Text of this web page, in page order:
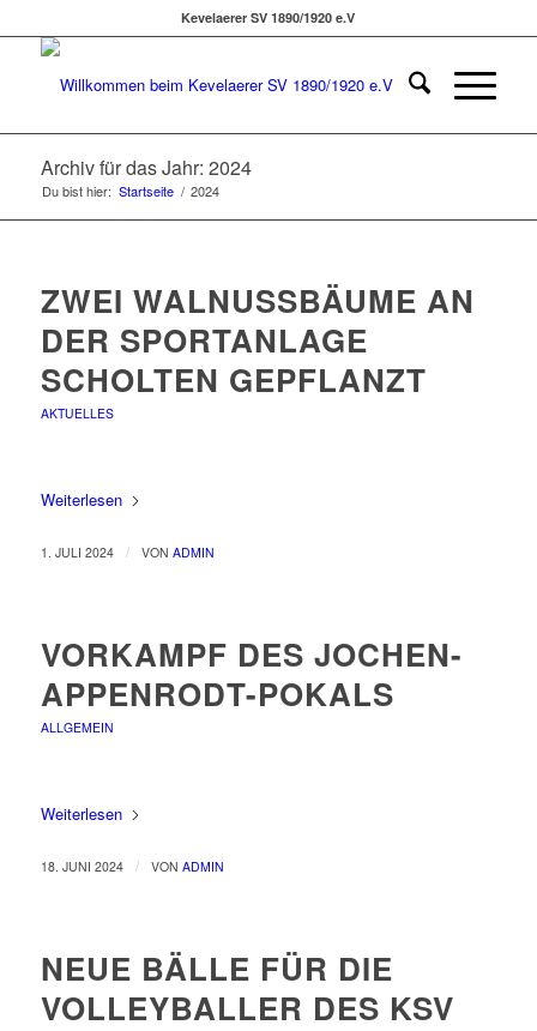
Kevelaerer SV 1890/1920 e.V
Archiv für das Jahr: 2024
Du bist hier: Startseite / 2024
ZWEI WALNUSSBÄUME AN
DER SPORTANLAGE
SCHOLTEN GEPFLANZT
AKTUELLES
Weiterlesen
1. JULI 2024 / VON ADMIN
VORKAMPF DES JOCHEN-
APPENRODT-POKALS
ALLGEMEIN
Weiterlesen
18. JUNI 2024 / VON ADMIN
NEUE BÄLLE FÜR DIE
VOLLEYBALLER DES KSV